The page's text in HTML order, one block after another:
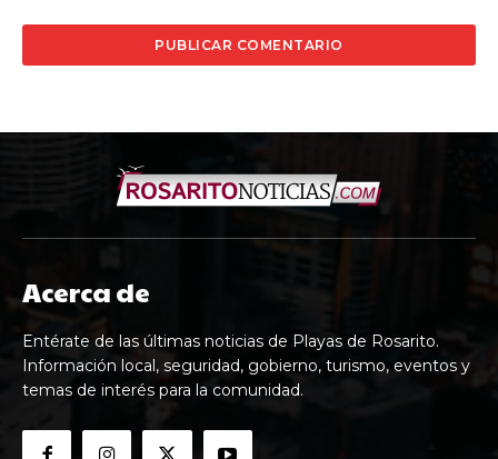
Acerca de
Entérate de las últimas noticias de Playas de Rosarito.
Información local, seguridad, gobierno, turismo, eventos y
temas de interés para la comunidad.